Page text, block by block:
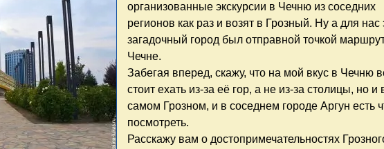
организованные экскурсии в Чечню из соседних
регионов как раз и возят в Грозный. Ну а для нас
загадочный город был отправной точкой
Чечне.
Забегая вперед, скажу, что на мой вкус в Чечню
стоит ехать из-за её гор, а не из-за столицы, но и
самом Грозном, и в соседнем городе Аргун есть
посмотреть.
Расскажу вам о достопримечательностях